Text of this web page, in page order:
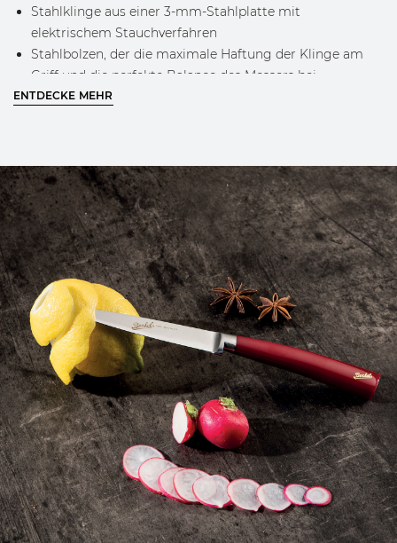
Stahlklinge aus einer 3-mm-Stahlplatte mit
elektrischem Stauchverfahren
Stahlbolzen, der die maximale Haftung der Klinge am
Griff und die perfekte Balance des Messers bei
Verwendung von garantiert
ERFAHRE MEHR
ENTDECKE MEHR